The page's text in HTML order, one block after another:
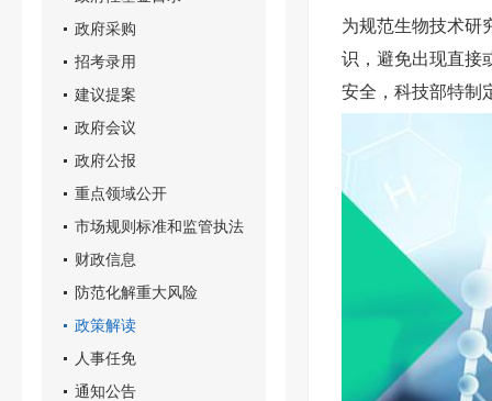
政府采购
招考录用
建议提案
政府会议
政府公报
重点领域公开
市场规则标准和监管执法
财政信息
防范化解重大风险
政策解读
人事任免
通知公告
为规范生物技术研
识，避免出现直接
安全，科技部特制